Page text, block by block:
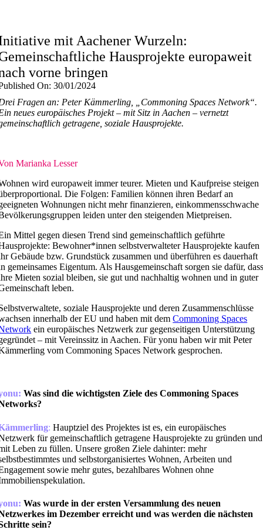
mit Aachener Wurzeln:
Hausprojekte europaweit
vorne bringen
On: 30/01/2024
Fragen an: Peter Kämmerling, „Commoning Spaces Network“.
neues europäisches Projekt – mit Sitz in Aachen – vernetzt
getragene, soziale Hausprojekte.
Marianka Lesser
wird europaweit immer teurer. Mieten und Kaufpreise steigen
Die Folgen: Familien können ihren Bedarf an
Wohnungen nicht mehr finanzieren, einkommensschwache
leiden unter den steigenden Mietpreisen.
Mittel gegen diesen Trend sind gemeinschaftlich geführte
Bewohner*innen selbstverwalteter Hausprojekte kaufen
Gebäude bzw. Grundstück zusammen und überführen es dauerhaft
gemeinsames Eigentum. Als Hausgemeinschaft sorgen sie dafür,
Mieten sozial bleiben, sie gut und nachhaltig wohnen und in guter
leben.
soziale Hausprojekte und deren Zusammenschlüsse
innerhalb der EU und haben mit demCommoning Spaces
ein europäisches Netzwerk zur gegenseitigen Unterstützung
– mit Vereinssitz in Aachen. Für yonu haben wir mit Peter
vom Commoning Spaces Network gesprochen.
Was sind die wichtigsten Ziele des Commoning Spaces
: Hauptziel des Projektes ist es, ein europäisches
für gemeinschaftlich getragene Hausprojekte zu gründen und
Leben zu füllen. Unsere großen Ziele dahinter: mehr
und selbstorganisiertes Wohnen, Arbeiten und
sowie mehr gutes, bezahlbares Wohnen ohne
Was wurde in der ersten Versammlung des neuen
im Dezember erreicht und was werden die nächsten
sein?